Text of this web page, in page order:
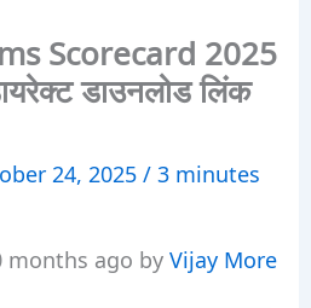
Scorecard 2025
डाउनलोड लिंक
24, 2025/3 minutes
months ago byVijay More